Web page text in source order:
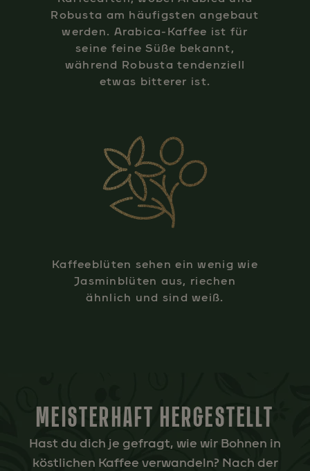
Robusta am häufigsten angebaut
werden. Arabica-Kaffee ist für
seine feine Süße bekannt,
während Robusta tendenziell
etwas bitterer ist.
Kaffeeblüten sehen ein wenig wie
Jasminblüten aus, riechen
ähnlich und sind weiß.
MEISTERHAFT HERGESTELLT
Hast du dich je gefragt, wie wir Bohnen in
köstlichen Kaffee verwandeln? Nach der